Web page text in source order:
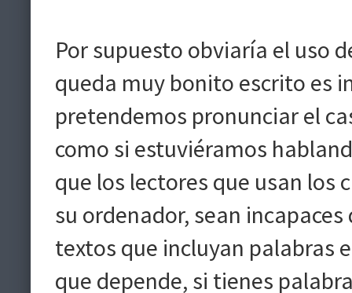
Por supuesto obviaría el uso
queda muy bonito escrito es
pretendemos pronunciar el
como si estuviéramos
que los lectores que usan los
su ordenador, sean
textos que incluyan palabras
que depende, si tienes